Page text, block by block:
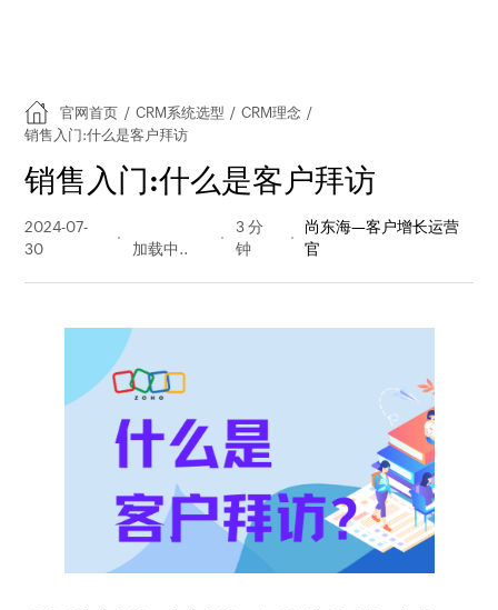
官网首页 / CRM系统选型 / CRM理念 /
销售入门:什么是客户拜访
销售入门:什么是客户拜访
2024-07-
30
量
3 分
钟
尚东海—客户增长运营
官